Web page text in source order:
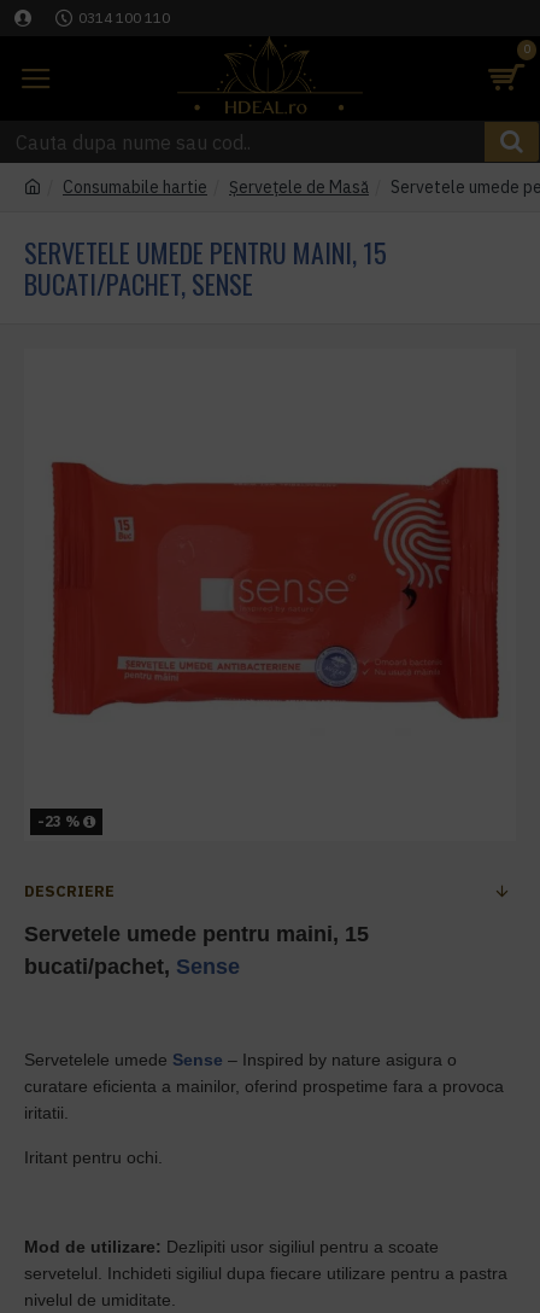
0314 100 110
0
Consumabile hartie Șervețele de Masă Servetele umede
SERVETELE UMEDE PENTRU MAINI, 15
BUCATI/PACHET, SENSE
-23 %
DESCRIERE
Servetele umede pentru maini, 15
bucati/pachet, Sense
Servetelele umede Sense – Inspired by nature asigura o
curatare eficienta a mainilor, oferind prospetime fara a provoca
iritatii.
Iritant pentru ochi.
Mod de utilizare: Dezlipiti usor sigiliul pentru a scoate
servetelul. Inchideti sigiliul dupa fiecare utilizare pentru a pastra
nivelul de umiditate.